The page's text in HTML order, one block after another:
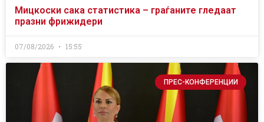
Мицкоски сака статистика – граѓаните гледаат
празни фрижидери
07/08/2026 15:55
ПРЕС-КОНФЕРЕНЦИИ